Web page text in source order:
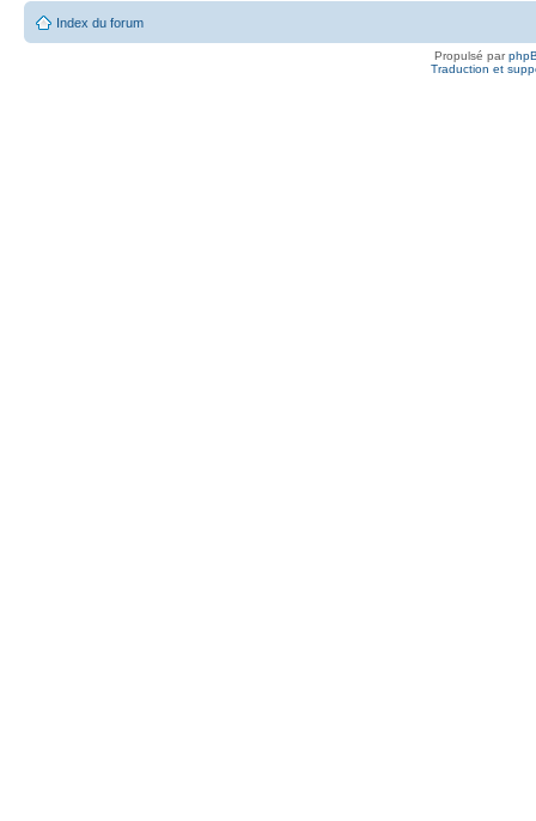
Index du forum
Propulsé par
Traduction et